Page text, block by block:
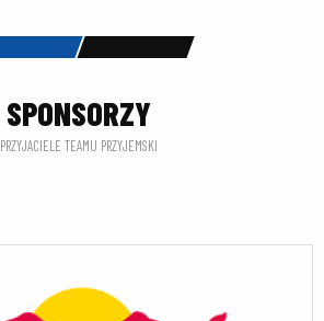
SPONSORZY
PRZYJACIELE TEAMU PRZYJEMSKI